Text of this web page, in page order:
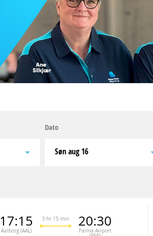
Dato
søn aug 16
17:15
Aalborg (AAL)
3 hr 15 min 20:30
Palma Airport